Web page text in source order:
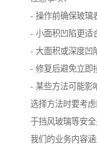
- 操作前确保玻璃
- 小面积凹陷更适
- 大面积或深度凹
- 修复后避免立即
- 某些方法可能影
选择方法时要考
于挡风玻璃等安
我们的业务内容